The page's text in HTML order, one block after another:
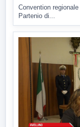
Convention
Partenio di...